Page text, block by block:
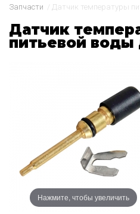
Запчасти
Датчик температуры
Датчик
питьевой
Нажмите, чтобы увеличить